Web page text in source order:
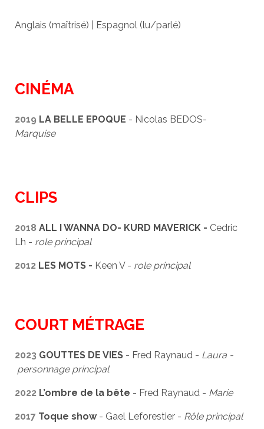
Anglais (maîtrisé) | Espagnol (lu/parlé)
CINÉMA
2019 LA BELLE EPOQUE - Nicolas BEDOS-
Marquise
CLIPS
2018 ALL I WANNA DO- KURD MAVERICK - Cedric
Lh - role principal
2012 LES MOTS - Keen V - role principal
COURT MÉTRAGE
2023 GOUTTES DE VIES- Fred Raynaud - Laura -
personnage principal
2022 L’ombre de la bête - Fred Raynaud - Marie
2017 Toque show- Gael Leforestier - Rôle principal